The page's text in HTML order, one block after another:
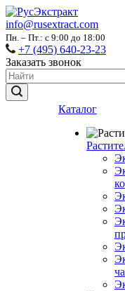
info@rusextract.com
Пн. – Пт.: с 9:00 до 18:00
+7 (495) 640-23-23
Заказать звонок
Каталог